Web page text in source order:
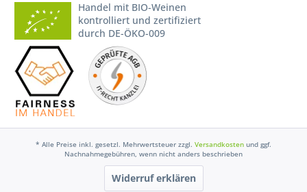
Handel mit BIO-Weinen
kontrolliert und zertifiziert
durch DE-ÖKO-009
* Alle Preise inkl. gesetzl. Mehrwertsteuer zzgl. Versandkosten und ggf.
Nachnahmegebühren, wenn nicht anders beschrieben
Widerruf erklären